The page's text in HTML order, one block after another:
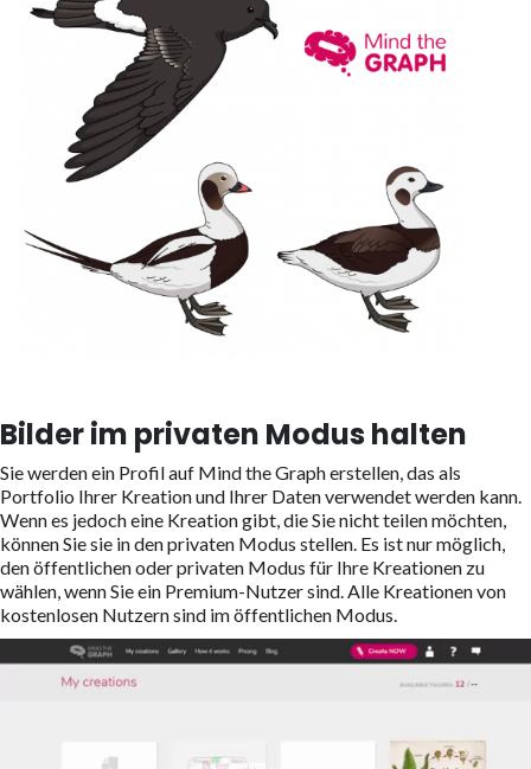
Bilder im privaten Modus halten
Sie werden ein Profil auf Mind the Graph erstellen, das als
Portfolio Ihrer Kreation und Ihrer Daten verwendet werden kann.
Wenn es jedoch eine Kreation gibt, die Sie nicht teilen möchten,
können Sie sie in den privaten Modus stellen. Es ist nur möglich,
den öffentlichen oder privaten Modus für Ihre Kreationen zu
wählen, wenn Sie ein Premium-Nutzer sind. Alle Kreationen von
kostenlosen Nutzern sind im öffentlichen Modus.